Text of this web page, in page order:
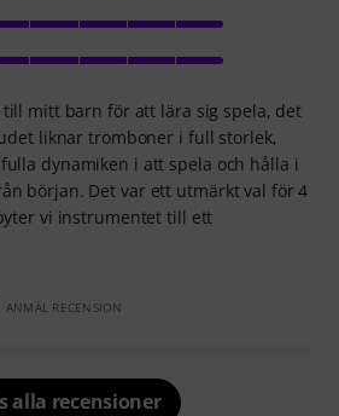
till mitt barn för att lära sig spela, det
liknar tromboner i full storlek,
dynamiken i att spela och hålla i
början. Det var ett utmärkt val för 4
vi instrumentet till ett
ANMÄL RECENSION
alla recensioner